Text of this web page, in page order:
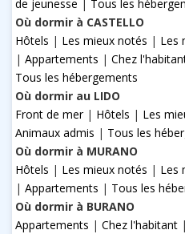
de jeunesse | Tous les
Où dormir à CASTELLO
Hôtels | Les mieux notés | Les
| Appartements | Chez
Tous les hébergements
Où dormir au LIDO
Front de mer| Hôtels | Les
Animaux admis | Tous les
Où dormir à MURANO
Hôtels | Les mieux notés | Les
| Appartements | Tous les
Où dormir à BURANO
Appartements | Chez l'habitant |